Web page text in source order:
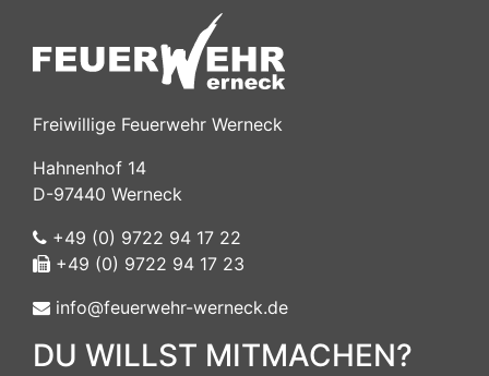
Freiwillige Feuerwehr Werneck
Hahnenhof 14
D-97440 Werneck
+49 (0) 9722 94 17 22
+49 (0) 9722 94 17 23
info@feuerwehr-werneck.de
DU WILLST MITMACHEN?